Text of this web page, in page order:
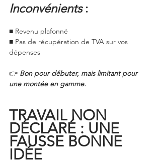
Inconvénients :
■ Revenu plafonné
■ Pas de récupération de TVA sur vos
dépenses
👉 Bon pour débuter, mais limitant pour
une montée en gamme.
TRAVAIL NON
DÉCLARÉ : UNE
FAUSSE BONNE
IDÉE